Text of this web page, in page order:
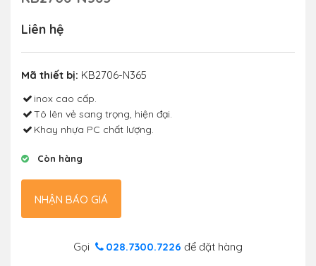
Liên hệ
Mã thiết bị: KB2706-N365
inox cao cấp.
Tô lên vẻ sang trọng, hiện đại.
Khay nhựa PC chất lượng.
Còn hàng
NHẬN BÁO GIÁ
Gọi 028.7300.7226 để đặt hàng